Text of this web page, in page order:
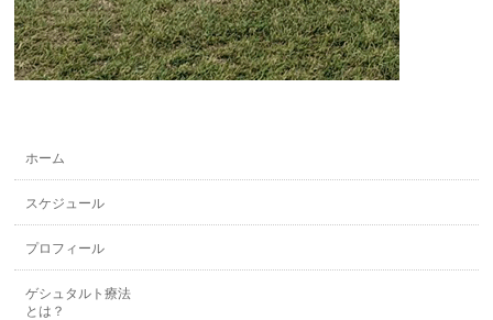
ホーム
スケジュール
プロフィール
ゲシュタルト療法
とは？